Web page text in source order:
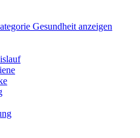
Gesundheit anzeigen